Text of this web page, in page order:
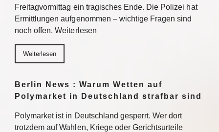
Freitagvormittag ein tragisches Ende. Die Polizei hat
Ermittlungen aufgenommen – wichtige Fragen sind
noch offen. Weiterlesen
Weiterlesen
Berlin News : Warum Wetten auf
Polymarket in Deutschland strafbar sind
Polymarket ist in Deutschland gesperrt. Wer dort
trotzdem auf Wahlen, Kriege oder Gerichtsurteile